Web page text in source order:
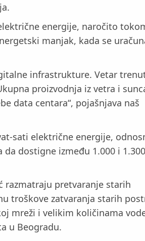
energije, naročito
manjak, kada se
infrastrukture. Vetar
proizvodnja iz vetra i
data centara“, pojašnjava naš
sati električne energije,
dostigne između 1.000 i
razmatraju pretvaranje starih
troškove zatvaranja starih
mreži i velikim količinama
u Beogradu.